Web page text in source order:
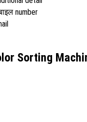
number
Sorting